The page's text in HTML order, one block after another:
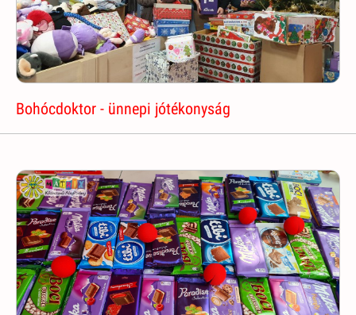
Bohócdoktor - ünnepi jótékonyság